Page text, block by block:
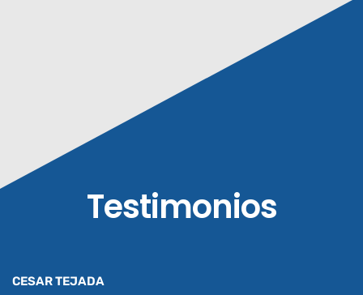
Testimonios
CESAR TEJADA